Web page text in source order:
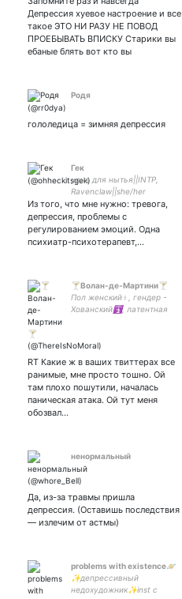
Депрессия хуевое настроение и все
такое ЭТО НИ РАЗУ НЕ ПОВОД
ПРОЕБЫВАТЬ ВПИСКУ Старики вы
ебаные блять вот кто вы
Родя
гололедица = зимняя депрессия
Гек
урна для нытья||INTP,
Ravenclaw||she/her
Из того, что мне нужно: тревога,
депрессия, проблемы с
регулированием эмоций. Одна
психиатр-психотерапевт,…
🍸Волан-де-Мартини🍸
Пол женский♀️, гендер -
Хованский🛐, латентная
Стану либфем, хочу
радфемок
RT Какие ж в ваших твиттерах все
ранимые, мне просто тошно. Ой
там плохо пошутили, началась
паническая атака. Ой тут меня
обозвал…
ненормальный
Да, из-за травмы пришла
депрессия. (Оставишь последствия
— излечим от астмы)
problems with existence🪐
✨депрессивный
недохудожник✨inst с